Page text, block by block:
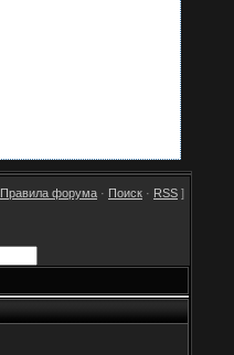
Правила форума · Поиск · RSS ]